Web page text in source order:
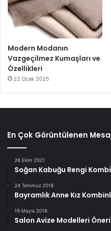
Modern Modanın
Vazgeçilmez Kumaşları ve
Özellikleri
22 Ocak 2025
En Çok Görüntülenen
26 Ekim 2021
Soğan Kabuğu Rengi
24 Temmuz 2018
Bayramlık Anne Kız
19 Mayıs 2018
Salon Avize Modelleri